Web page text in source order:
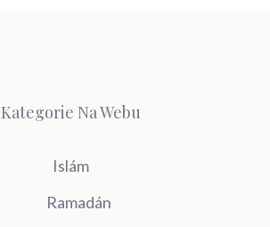
Kategorie Na Webu
Islám
Ramadán